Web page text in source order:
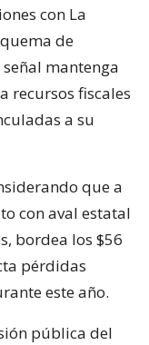
con La
de
mantenga
recursos fiscales
a su
que a
con aval estatal
bordea los $56
pérdidas
este año.
pública del